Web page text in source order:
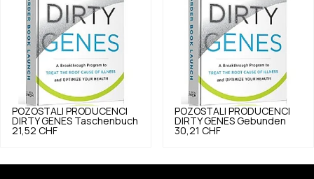
POZOSTALI PRODUCENCI
DIRTY GENES Taschenbuch
21,52 CHF
POZOSTALI PRODUCENCI
DIRTY GENES Gebunden
30,21 CHF